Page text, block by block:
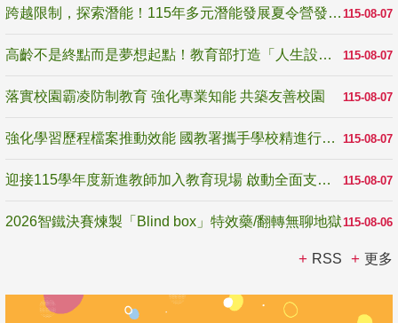
115-08-07
跨越限制，探索潛能！115年多元潛能發展夏令營發掘生命無限可能
115-08-07
高齡不是終點而是夢想起點！教育部打造「人生設計夢工場」 參展第3屆高齡健康產業博覽會
115-08-07
落實校園霸凌防制教育 強化專業知能 共築友善校園
115-08-07
強化學習歷程檔案推動效能 國教署攜手學校精進行政與教學支持
115-08-07
迎接115學年度新進教師加入教育現場 啟動全面支持陪伴
115-08-06
2026智鐵決賽煉製「Blind box」特效藥/翻轉無聊地獄
RSS 更多